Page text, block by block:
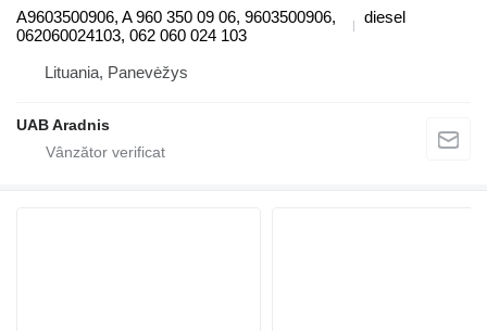
A9603500906, A 960 350 09 06, 9603500906,
062060024103, 062 060 024 103
diesel
Lituania, Panevėžys
UAB Aradnis